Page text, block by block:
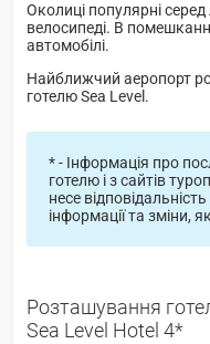
Околиці популярні
велосипеді. В
автомобілі.
Найближчий аеропорт
готелю Sea Level.
* - Інформація про
готелю і з сайтів
несе
інформації та зміни,
Розташування
Sea Level Hotel 4*